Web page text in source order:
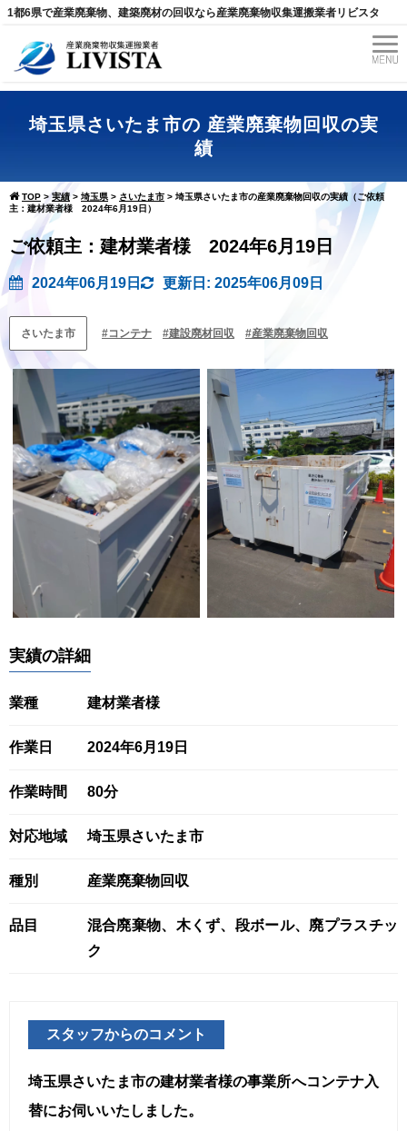
1都6県で産業廃棄物、建築廃材の回収なら産業廃棄物収集運搬業者リビスタ
埼玉県さいたま市の 産業廃棄物回収の実
績
TOP > 実績 > 埼玉県 > さいたま市 > 埼玉県さいたま市の産業廃棄物回収の実績（ご依頼
主：建材業者様 2024年6月19日）
ご依頼主：建材業者様 2024年6月19日
2024年06月19日 更新日: 2025年06月09日
さいたま市 コンテナ 建設廃材回収 産業廃棄物回収
実績の詳細
業種 建材業者様
作業日 2024年6月19日
作業時間 80分
対応地域 埼玉県さいたま市
種別 産業廃棄物回収
品目
混合廃棄物、木くず、段ボール、廃プラスチッ
ク
スタッフからのコメント
埼玉県さいたま市の建材業者様の事業所へコンテナ入
替にお伺いいたしました。